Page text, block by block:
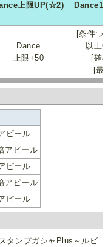
上限UP(☆2)
Dance
上限+50
[条件:
以上
[確
[最
ピール
アピール
ピール
アピール
ピール
タンプガシャPlus～ルビ